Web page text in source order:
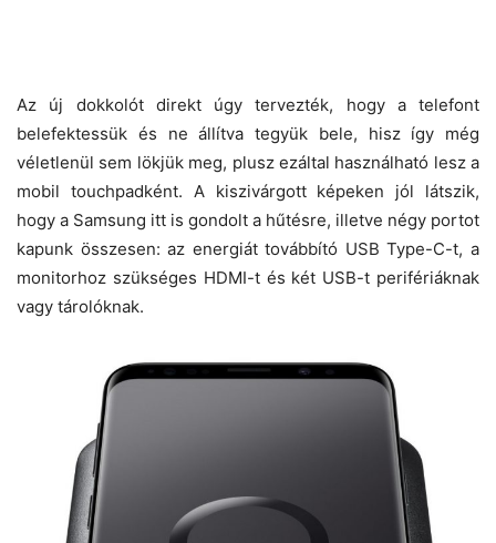
Az új dokkolót direkt úgy tervezték, hogy a telefont
belefektessük és ne állítva tegyük bele, hisz így még
véletlenül sem lökjük meg, plusz ezáltal használható lesz a
mobil touchpadként. A kiszivárgott képeken jól látszik,
hogy a Samsung itt is gondolt a hűtésre, illetve négy portot
kapunk összesen: az energiát továbbító USB Type-C-t, a
monitorhoz szükséges HDMI-t és két USB-t perifériáknak
vagy tárolóknak.